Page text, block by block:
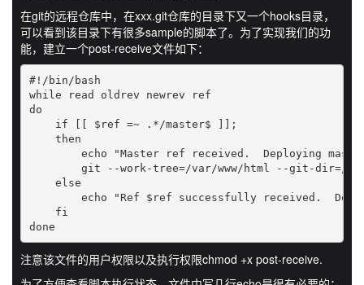
在git的远程仓库中，在xxx.git仓库的目录下又一个hooks目录，
可以看到该目录下有很多sample的脚本了。为了实现我们的功
能，建立一个post-receive文件如下：
#!/bin/bash
while read oldrev newrev ref
do
    if [[ $ref =~ .*/master$ ]];
    then
echo "Master ref received.  Deploying
git --work-tree=/var/www/html --git-dir=/
    else
echo "Ref $ref successfully received.
    fi
done
注意该文件的用户权限以及执行权限chmod +x post-receive.